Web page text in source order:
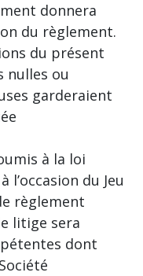
donnera
du règlement.
du présent
nulles ou
garderaient
à la loi
du Jeu
règlement
litige sera
dont